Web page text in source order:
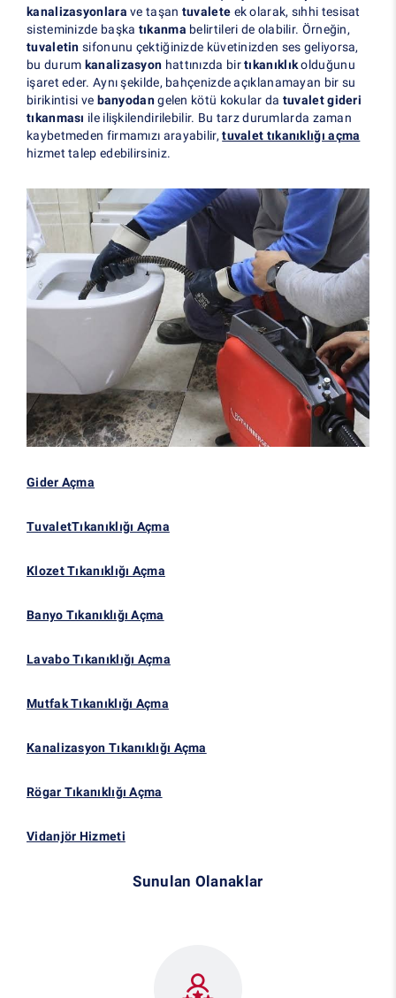
kanalizasyonlara ve taşan tuvalete ek olarak, sıhhi tesisat
sisteminizde başka tıkanma belirtileri de olabilir. Örneğin,
tuvaletin sifonunu çektiğinizde küvetinizden ses geliyorsa,
bu durum kanalizasyon hattınızda birtıkanıklıkolduğunu
işaret eder. Aynı şekilde, bahçenizde açıklanamayan bir su
birikintisi ve banyodangelen kötü kokular da tuvalet gideri
tıkanması ile ilişkilendirilebilir. Bu tarz durumlarda zaman
kaybetmeden firmamızı arayabilir,tuvalet tıkanıklığı açma
hizmet talep edebilirsiniz.
Gider Açma
TuvaletTıkanıklığı Açma
Klozet Tıkanıklığı Açma
Banyo Tıkanıklığı Açma
Lavabo Tıkanıklığı Açma
Mutfak Tıkanıklığı Açma
Kanalizasyon Tıkanıklığı Açma
Rögar Tıkanıklığı Açma
Vidanjör Hizmeti
Sunulan Olanaklar